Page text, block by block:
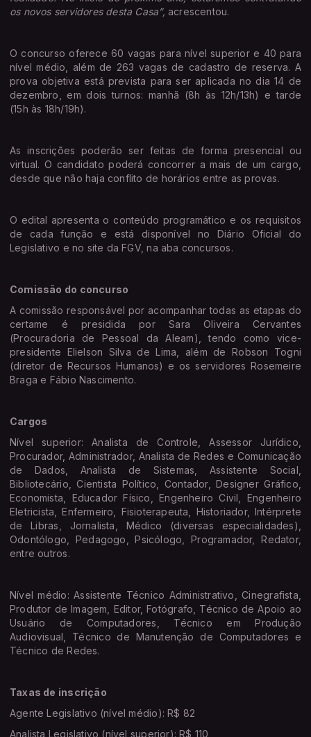
os novos servidores desta Casa”, acrescentou.
O concurso oferece 60 vagas para nível superior e 40 para
nível médio, além de 263 vagas de cadastro de reserva. A
prova objetiva está prevista para ser aplicada no dia 14 de
dezembro, em dois turnos: manhã (8h às 12h/13h) e tarde
(15h às 18h/19h).
As inscrições poderão ser feitas de forma presencial ou
virtual. O candidato poderá concorrer a mais de um cargo,
desde que não haja conflito de horários entre as provas.
O edital apresenta o conteúdo programático e os requisitos
de cada função e está disponível no Diário Oficial do
Legislativo e no site da FGV, na aba concursos.
Comissão do concurso
A comissão responsável por acompanhar todas as etapas do
certame é presidida por Sara Oliveira Cervantes
(Procuradoria de Pessoal da Aleam), tendo como vice-
presidente Elielson Silva de Lima, além de Robson Togni
(diretor de Recursos Humanos) e os servidores Rosemeire
Braga e Fábio Nascimento.
Cargos
Nível superior: Analista de Controle, Assessor Jurídico,
Procurador, Administrador, Analista de Redes e Comunicação
de Dados, Analista de Sistemas, Assistente Social,
Bibliotecário, Cientista Político, Contador, Designer Gráfico,
Economista, Educador Físico, Engenheiro Civil, Engenheiro
Eletricista, Enfermeiro, Fisioterapeuta, Historiador, Intérprete
de Libras, Jornalista, Médico (diversas especialidades),
Odontólogo, Pedagogo, Psicólogo, Programador, Redator,
entre outros.
Nível médio: Assistente Técnico Administrativo, Cinegrafista,
Produtor de Imagem, Editor, Fotógrafo, Técnico de Apoio ao
Usuário de Computadores, Técnico em Produção
Audiovisual, Técnico de Manutenção de Computadores e
Técnico de Redes.
Taxas de inscrição
Agente Legislativo (nível médio): R$ 82
Analista Legislativo (nível superior): R$ 110